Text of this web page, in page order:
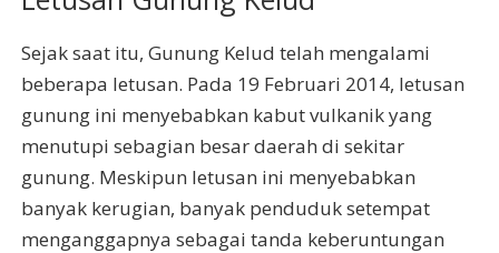
Sejak saat itu, Gunung Kelud telah mengalami
beberapa letusan. Pada 19 Februari 2014, letusan
gunung ini menyebabkan kabut vulkanik yang
menutupi sebagian besar daerah di sekitar
gunung. Meskipun letusan ini menyebabkan
banyak kerugian, banyak penduduk setempat
menganggapnya sebagai tanda keberuntungan